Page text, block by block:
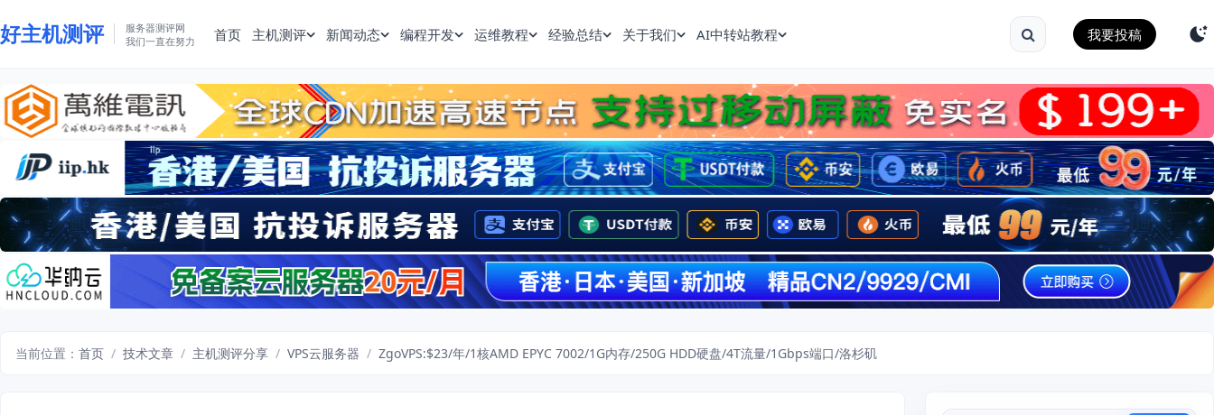
好主机测评
服务器测评网
我们一直在努力
首页 主机测评 新闻动态 编程开发 运维教程 经验总结 关于我们 AI中转站教程 我要投稿
当前位置： 首页 / 技术文章 / 主机测评分享 / VPS云服务器 / ZgoVPS:$23/年/1核AMD EPYC 7002/1G内存/250G HDD硬盘/4T流量/1Gbps端口/洛杉矶